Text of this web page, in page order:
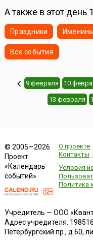
А также в этот день
Праздники Именины
Все события
9 февраля 10
13 февраля
© 2005—2026
Проект
«Календарь
событий»
О проекте
Контакты
Условия
Политика
Учредитель — ООО
Адрес учредителя:
Петербургский пр., д.60,